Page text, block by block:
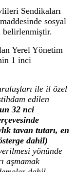
Sendikaları
sosyal
belirlenmiştir.
Yerel Yönetim
1 inci
ile il özel
edilen
32 nci
tavan tutarı, en
dahil)
yönünde
aşmamak